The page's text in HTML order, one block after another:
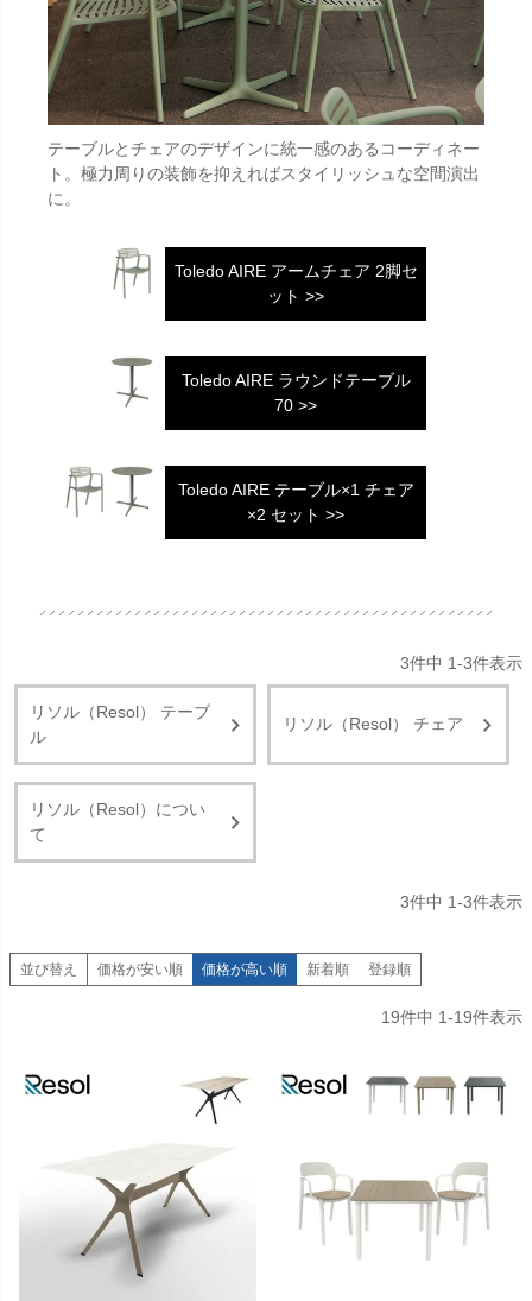
テーブルとチェアのデザインに統一感のあるコーディネー
ト。極力周りの装飾を抑えればスタイリッシュな空間演出
に。
Toledo AIRE アームチェア 2脚セ
ット >>
Toledo AIRE ラウンドテーブル
70 >>
Toledo AIRE テーブル×1 チェア
×2 セット >>
3件中 1-3件表示
リソル（Resol） テーブ
ル
リソル（Resol） チェア
リソル（Resol）につい
て
3件中 1-3件表示
並び替え 価格が安い順 価格が高い順 新着順 登録順
19件中 1-19件表示